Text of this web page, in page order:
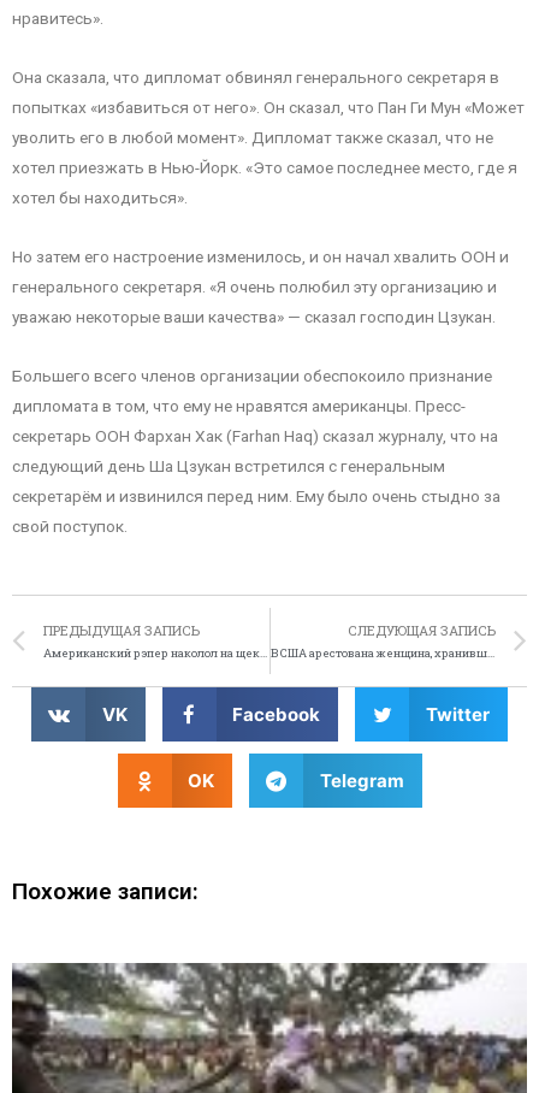
нравитесь».
Она сказала, что дипломат обвинял генерального секретаря в
попытках «избавиться от него». Он сказал, что Пан Ги Мун «Может
уволить его в любой момент». Дипломат также сказал, что не
хотел приезжать в Нью-Йорк. «Это самое последнее место, где я
хотел бы находиться».
Но затем его настроение изменилось, и он начал хвалить ООН и
генерального секретаря. «Я очень полюбил эту организацию и
уважаю некоторые ваши качества» — сказал господин Цзукан.
Большего всего членов организации обеспокоило признание
дипломата в том, что ему не нравятся американцы. Пресс-
секретарь ООН Фархан Хак (Farhan Haq) сказал журналу, что на
следующий день Ша Цзукан встретился с генеральным
секретарём и извинился перед ним. Ему было очень стыдно за
свой поступок.
ПРЕДЫДУЩАЯ ЗАПИСЬ
Американский рэпер наколол на щеке тату-мороженое
СЛЕДУЮЩАЯ ЗАПИСЬ
В США арестована женщина, хранившая 3,5 тысячи ножей и мечей
VK Facebook Twitter
OK Telegram
Похожие записи: